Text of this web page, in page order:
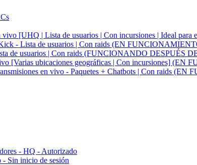
vivo [UHQ | Lista de usuarios | Con incursiones | Ideal para
Kick - Lista de usuarios | Con raids (EN
de usuarios | Con raids (FUNCIONANDO DESPUÉS
[Varias ubicaciones geográficas | Con incursiones]
en vivo - Paquetes + Chatbots | Con raids
- HQ - Autorizado
Sin inicio de sesión